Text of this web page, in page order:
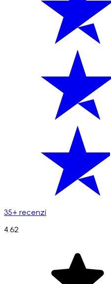
35+ recenzí
4.62